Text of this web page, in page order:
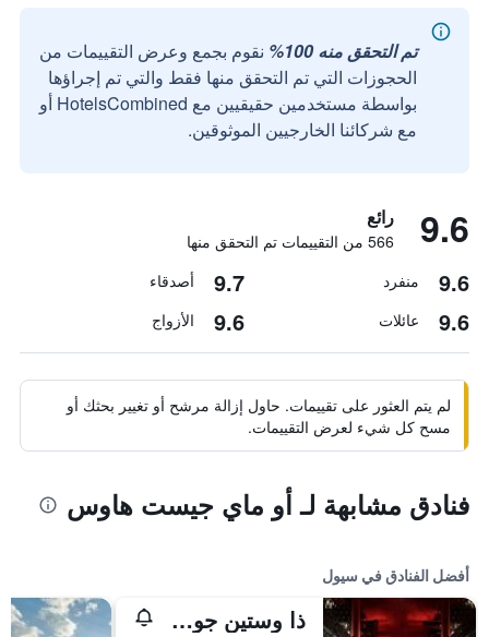
تم التحقق منه 100%
نقوم بجمع وعرض التقييمات من
الحجوزات التي تم التحقق منها فقط والتي تم إجراؤها
بواسطة مستخدمين حقيقيين مع HotelsCombined أو
مع شركائنا الخارجيين الموثوقين.
9.6 رائع
566 من التقييمات تم التحقق منها
9.6 منفرد 9.7 أصدقاء
9.6 عائلات 9.6 الأزواج
لم يتم العثور على تقييمات. حاول إزالة مرشح أو تغيير بحثك أو
مسح كل شيء لعرض التقييمات.
فنادق مشابهة لـ أو ماي جيست هاوس
أفضل الفنادق في سيول
ذا وستين جوسون سول